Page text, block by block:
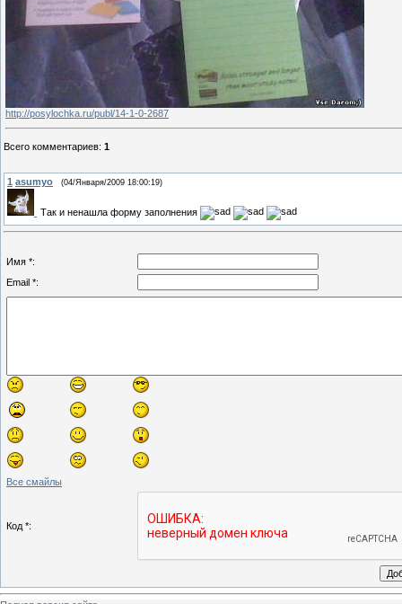
http://posylochka.ru/publ/14-1-0-2687
Всего комментариев: 1
1 asumyo (04/Января/2009 18:00:19)
Так и ненашла форму заполнения
Имя *:
Email *:
Все смайлы
Код *: